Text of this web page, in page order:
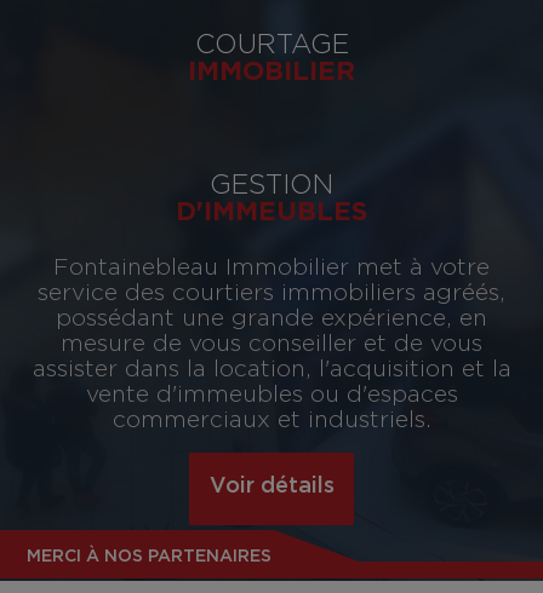
COURTAGE
IMMOBILIER
GESTION
D'IMMEUBLES
Fontainebleau Immobilier met à votre
service des courtiers immobiliers agréés,
possédant une grande expérience, en
mesure de vous conseiller et de vous
assister dans la location, l'acquisition et la
vente d'immeubles ou d'espaces
commerciaux et industriels.
Voir détails
MERCI À NOS PARTENAIRES